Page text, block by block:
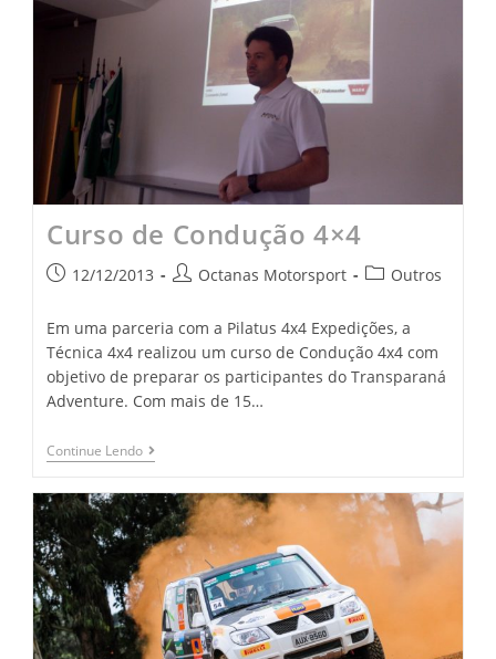
Curso de Condução 4×4
12/12/2013 Octanas Motorsport Outros
Em uma parceria com a Pilatus 4x4 Expedições, a
Técnica 4x4 realizou um curso de Condução 4x4 com
objetivo de preparar os participantes do Transparaná
Adventure. Com mais de 15…
Continue Lendo